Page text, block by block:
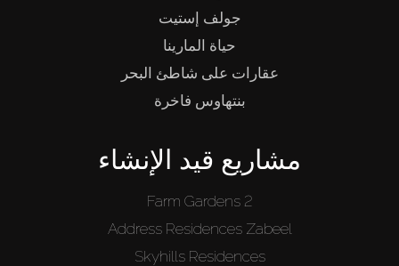
جولف إستيت
حياة المارينا
عقارات على شاطئ البحر
بنتهاوس فاخرة
مشاريع قيد الإنشاء
Farm Gardens 2
Address Residences Zabeel
Skyhills Residences